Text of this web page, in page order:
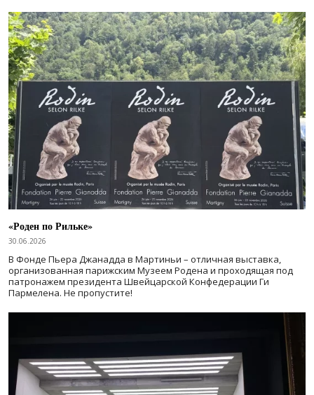
«Роден по Рильке»
30.06.2026
В Фонде Пьера Джанадда в Мартиньи – отличная выставка,
организованная парижским Музеем Родена и проходящая под
патронажем президента Швейцарской Конфедерации Ги
Пармелена. Не пропустите!